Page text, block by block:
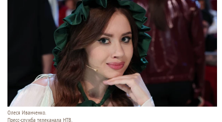
Олеся Иванченко.
Пресс-служба телеканала НТВ.